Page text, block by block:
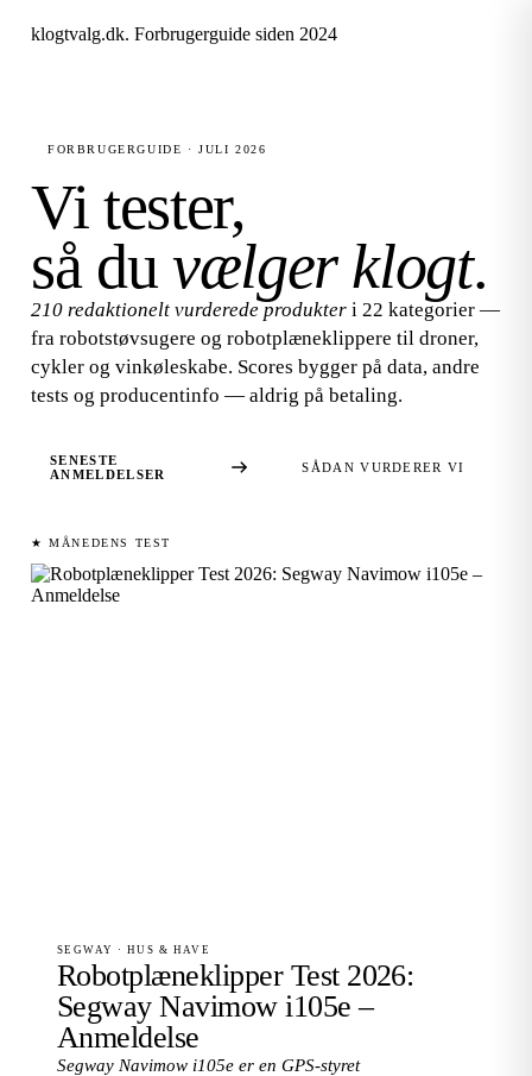
klogtvalg.dk. Forbrugerguide siden 2024
FORBRUGERGUIDE · JULI 2026
Vi tester,
så du vælger klogt.
210 redaktionelt vurderede produkter i 22 kategorier —
fra robotstøvsugere og robotplæneklippere til droner,
cykler og vinkøleskabe. Scores bygger på data, andre
tests og producentinfo — aldrig på betaling.
SENESTE
ANMELDELSER
SÅDAN VURDERER VI
★ MÅNEDENS TEST
SEGWAY · HUS & HAVE
Robotplæneklipper Test 2026:
Segway Navimow i105e –
Anmeldelse
Segway Navimow i105e er en GPS-styret